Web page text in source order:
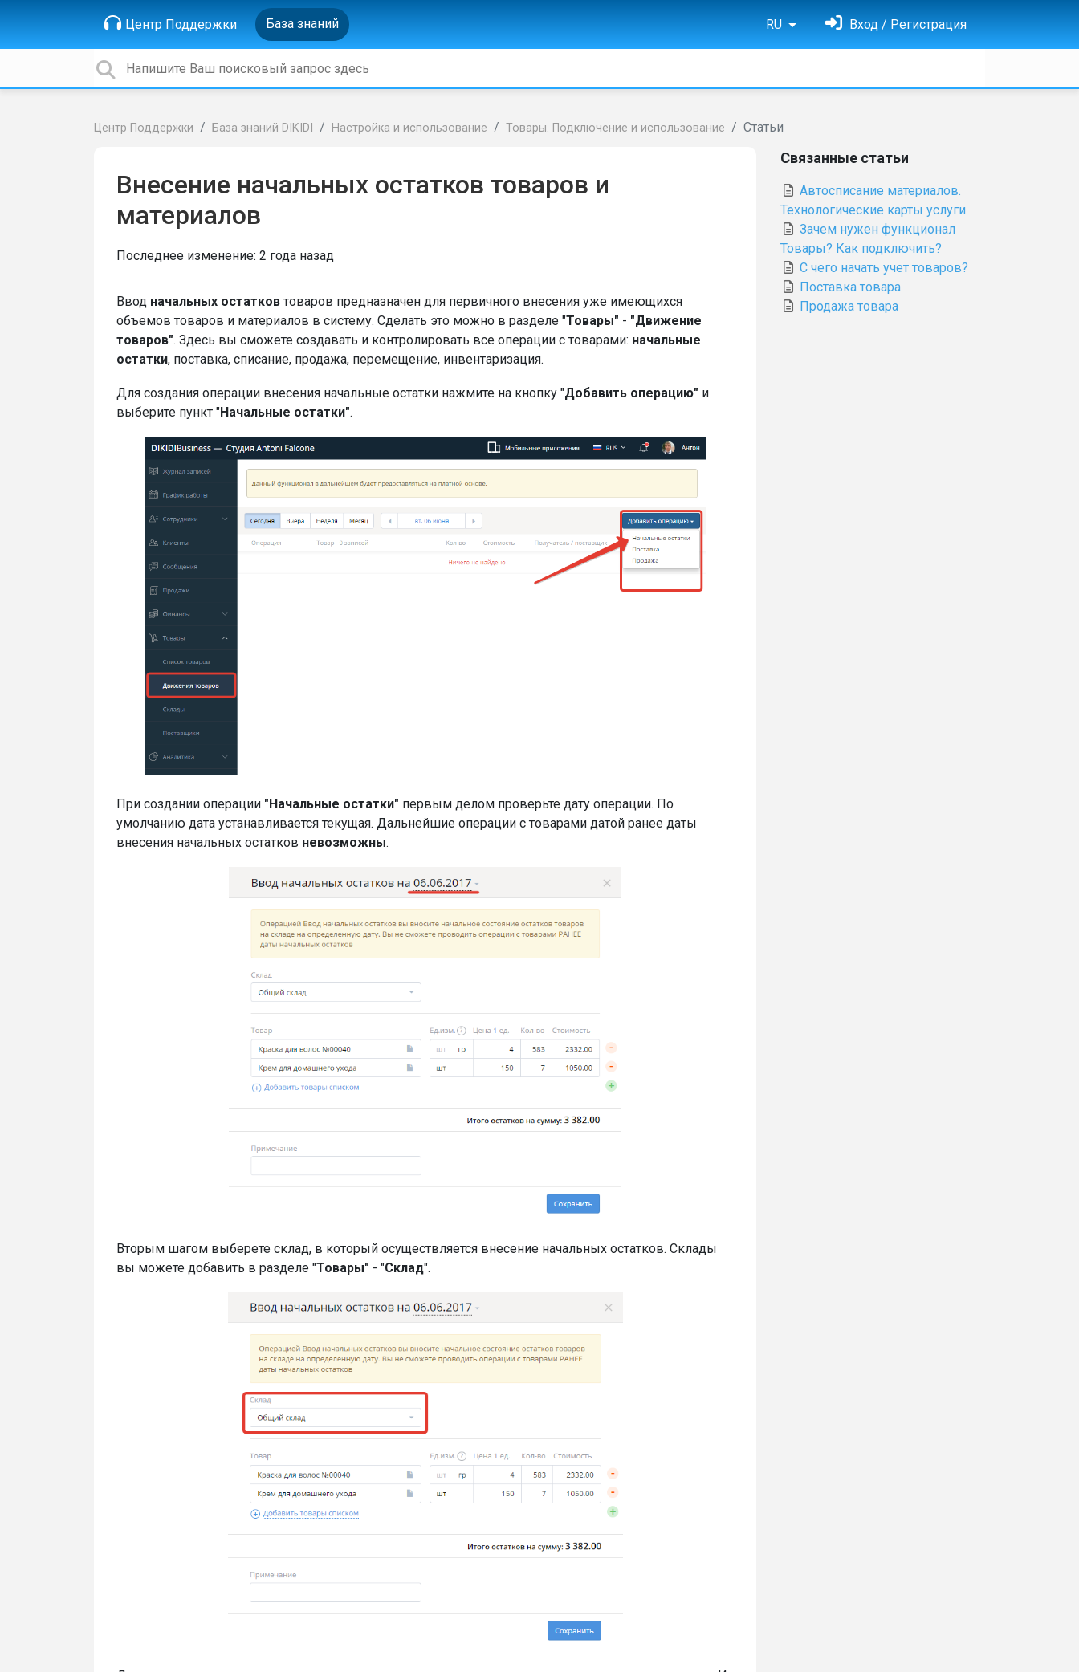
Центр Поддержки База знаний RU Вход / Регистрация
Центр Поддержки База знаний DIKIDI Настройка и использование Товары. Подключение и использование Статьи
Внесение начальных остатков товаров и
материалов
Последнее изменение: 2 года назад
Ввод начальных остатков товаров предназначен для первичного внесения уже имеющихся
объемов товаров и материалов в систему. Сделать это можно в разделе "Товары" - "Движение
товаров". Здесь вы сможете создавать и контролировать все операции с товарами: начальные
остатки, поставка, списание, продажа, перемещение, инвентаризация.
Для создания операции внесения начальные остатки нажмите на кнопку "Добавить операцию" и
выберите пункт "Начальные остатки".
При создании операции "Начальные остатки" первым делом проверьте дату операции. По
умолчанию дата устанавливается текущая. Дальнейшие операции с товарами датой ранее даты
внесения начальных остатков невозможны.
Вторым шагом выберете склад, в который осуществляется внесение начальных остатков. Склады
вы можете добавить в разделе "Товары" - "Склад".
Связанные статьи
Автосписание материалов.
Технологические карты услуги
Зачем нужен функционал
Товары? Как подключить?
С чего начать учет товаров?
Поставка товара
Продажа товара